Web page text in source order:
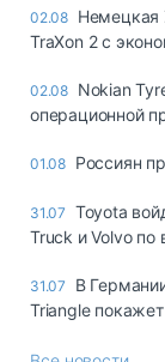
02.08 Немецкая
TraXon 2 с
02.08 Nokian
операционной
01.08 Россиян
31.07 Toyota
Truck и Volvo по
31.07
В
Triangle